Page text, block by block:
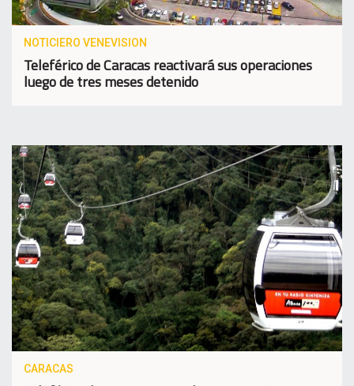
NOTICIERO VENEVISION
Teleférico de Caracas reactivará sus operaciones
luego de tres meses detenido
CARACAS